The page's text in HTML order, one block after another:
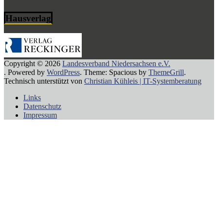
Hausverlag
Copyright © 2026 Landesverband Niedersachsen e.V.
. Powered by WordPress. Theme: Spacious by ThemeGrill.
Technisch unterstützt von Christian Kühleis | IT-Systemberatung
Links
Datenschutz
Impressum